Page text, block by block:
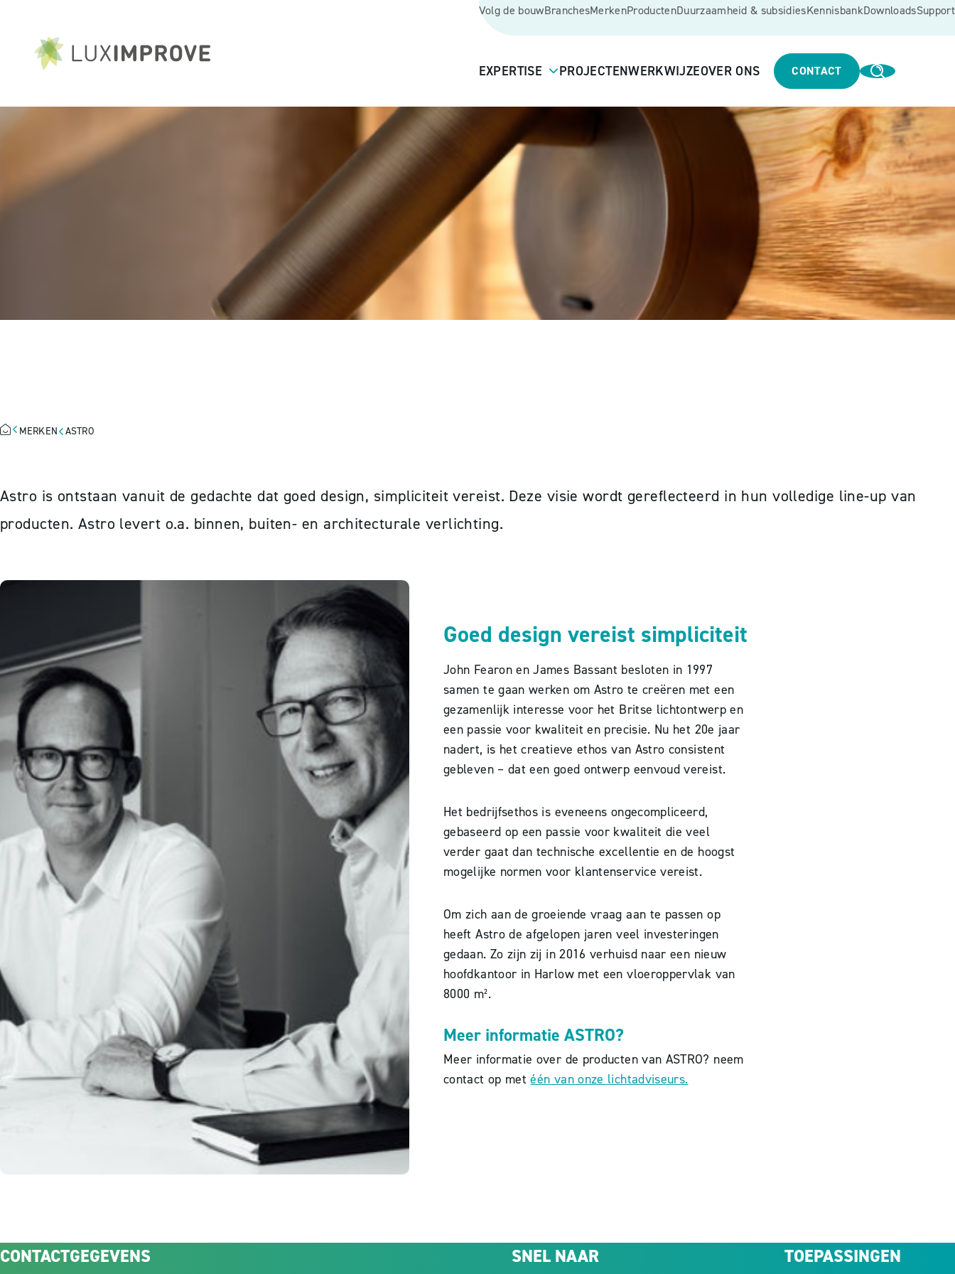
Volg de bouwBranchesMerkenProductenDuurzaamheid & subsidiesKennisbankDownloadsSupport
EXPERTISE PROJECTENWERKWIJZEOVER ONS CONTACT
MERKEN ASTRO
Astro is ontstaan vanuit de gedachte dat goed design, simpliciteit vereist. Deze visie wordt gereflecteerd in hun volledige line-up van
producten. Astro levert o.a. binnen, buiten- en architecturale verlichting.
Goed design vereist simpliciteit
John Fearon en James Bassant besloten in 1997
samen te gaan werken om Astro te creëren met een
gezamenlijk interesse voor het Britse lichtontwerp en
een passie voor kwaliteit en precisie. Nu het 20e jaar
nadert, is het creatieve ethos van Astro consistent
gebleven – dat een goed ontwerp eenvoud vereist.
Het bedrijfsethos is eveneens ongecompliceerd,
gebaseerd op een passie voor kwaliteit die veel
verder gaat dan technische excellentie en de hoogst
mogelijke normen voor klantenservice vereist.
Om zich aan de groeiende vraag aan te passen op
heeft Astro de afgelopen jaren veel investeringen
gedaan. Zo zijn zij in 2016 verhuisd naar een nieuw
hoofdkantoor in Harlow met een vloeroppervlak van
8000 m².
Meer informatie ASTRO?
Meer informatie over de producten van ASTRO? neem
contact op met één van onze lichtadviseurs.
CONTACTGEGEVENS SNEL NAAR TOEPASSINGEN